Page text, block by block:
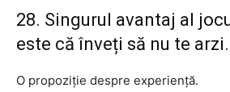
28. Singurul avantaj al
este că înveți să nu te arzi.
O propoziție despre experiență.